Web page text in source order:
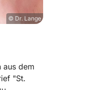
© Dr. Lange
aus dem
"St.